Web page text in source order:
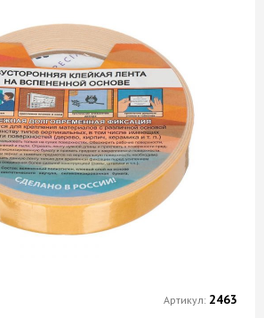
Артикул: 2463